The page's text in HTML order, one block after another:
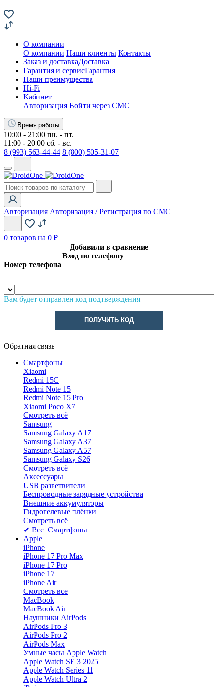
О компании
О компании Наши клиенты Контакты
Заказ и доставкаДоставка
Гарантия и сервисГарантия
Наши преимущества
Hi-Fi
Кабинет
Авторизация Войти через СМС
Время работы
10:00 - 21:00 пн. - пт.
11:00 - 20:00 сб. - вс.
8 (993) 563-44-44 8 (800) 505-31-07
Авторизация Авторизация / Регистрация по СМС
0 товаров на 0 ₽
Добавили в сравнение
Вход по телефону
Номер телефона
Вам будет отправлен код подтверждения
ПОЛУЧИТЬ КОД
Обратная связь
Смартфоны
Xiaomi
Redmi 15C
Redmi Note 15
Redmi Note 15 Pro
Xiaomi Poco X7
Смотреть всё
Samsung
Samsung Galaxy A17
Samsung Galaxy A37
Samsung Galaxy A57
Samsung Galaxy S26
Смотреть всё
Аксессуары
USB разветвители
Беспроводные зарядные устройства
Внешние аккумуляторы
Гидрогелевые плёнки
Смотреть всё
✔ Все Смартфоны
Apple
iPhone
iPhone 17 Pro Max
iPhone 17 Pro
iPhone 17
iPhone Air
Смотреть всё
MacBook
MacBook Air
Наушники AirPods
AirPods Pro 3
AirPods Pro 2
AirPods Max
Умные часы Apple Watch
Apple Watch SE 3 2025
Apple Watch Series 11
Apple Watch Ultra 2